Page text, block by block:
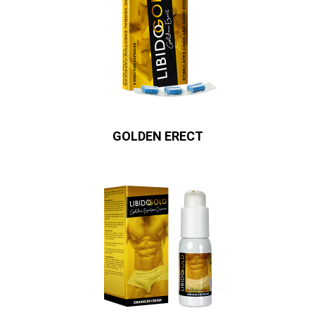
GOLDEN ERECT